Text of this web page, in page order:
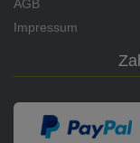
AGB
Impressum